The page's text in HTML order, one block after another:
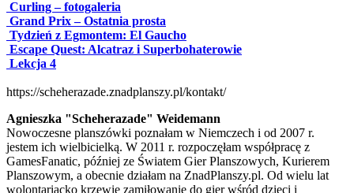
Curling – fotogaleria
Grand Prix – Ostatnia prosta
Tydzień z Egmontem: El Gaucho
Escape Quest: Alcatraz i Superbohaterowie
Lekcja 4
https://scheherazade.znadplanszy.pl/kontakt/
Agnieszka "Scheherazade" Weidemann
Nowoczesne planszówki poznałam w Niemczech i od 2007 r.
jestem ich wielbicielką. W 2011 r. rozpoczęłam współpracę z
GamesFanatic, później ze Światem Gier Planszowych, Kurierem
Planszowym, a obecnie działam na ZnadPlanszy.pl. Od wielu lat
wolontariacko krzewię zamiłowanie do gier wśród dzieci i